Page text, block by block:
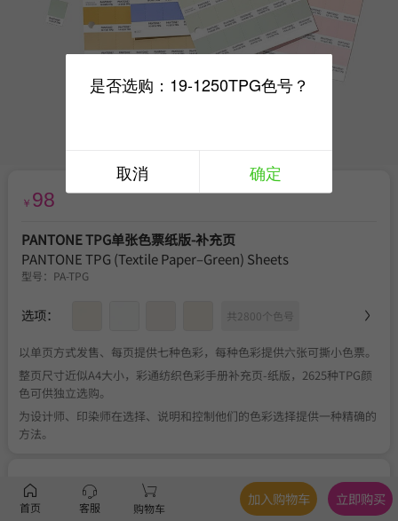
￥ 98
PANTONE TPG单张色票纸版-补充页
PANTONE TPG (Textile Paper–Green) Sheets
型号： PA-TPG
选项： 共2800个色号
以单页方式发售、每页提供七种色彩，每种色彩提供六张可撕小色票。
整页尺寸近似A4大小，彩通纺织色彩手册补充页-纸版，2625种TPG颜
色可供独立选购。
为设计师、印染师在选择、说明和控制他们的色彩选择提供一种精确的
方法。
服务 官方正品 关于税费 、不可退换
首页 客服 购物车
加入购物车 立即购买
是否选购：19-1250TPG色号？
取消 确定